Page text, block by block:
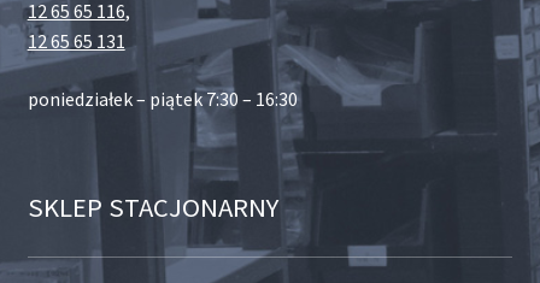
12 65 65 116,
12 65 65 131
poniedziałek – piątek 7:30 – 16:30
SKLEP STACJONARNY